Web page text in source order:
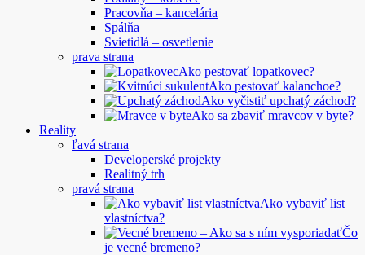
Pracovňa – kancelária
Spálňa
Svietidlá – osvetlenie
prava strana
Ako pestovať lopatkovec?
Ako pestovať kalanchoe?
Ako vyčistiť upchatý záchod?
Ako sa zbaviť mravcov v byte?
Reality
ľavá strana
Developerské projekty
Realitný trh
pravá strana
Ako vybaviť list
vlastníctva?
Čo
je vecné bremeno?